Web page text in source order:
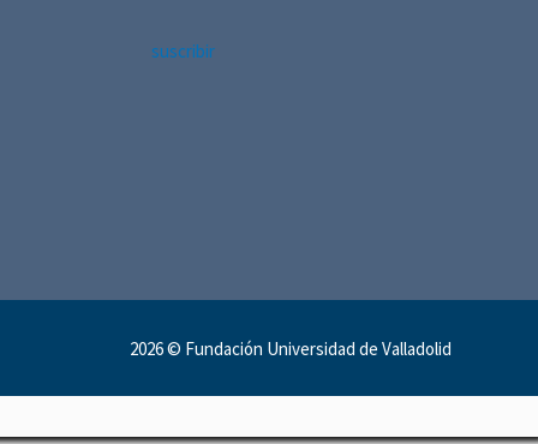
suscribir
2026 © Fundación Universidad de Valladolid